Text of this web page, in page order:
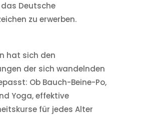
Deutsche
zu erwerben.
hat sich den
der sich wandelnden
Ob Bauch-Beine-Po,
Yoga, effektive
für jedes Alter